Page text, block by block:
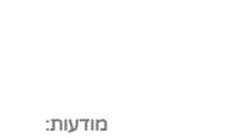
מודעות: